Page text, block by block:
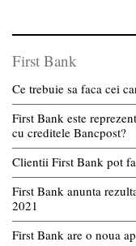
First Bank
Ce trebuie sa faca cei
First Bank este
cu creditele Bancpost?
Clientii First Bank pot
First Bank anunta
2021
First Bank are o noua